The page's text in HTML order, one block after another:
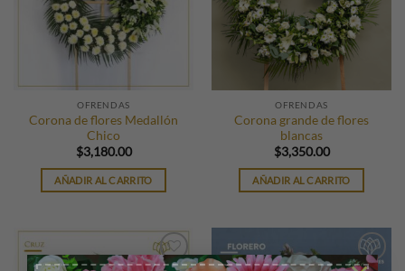
OFRENDAS
Corona de flores Medallón
Chico
$3,180.00
AÑADIR AL CARRITO
OFRENDAS
Corona grande de flores
blancas
$3,350.00
AÑADIR AL CARRITO